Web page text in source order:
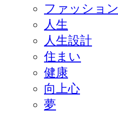
ファッション
人生
人生設計
住まい
健康
向上心
夢